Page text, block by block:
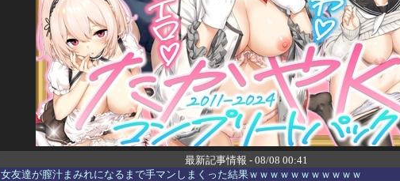
最新記事情報 - 08/08 00:41
女友達が膣汁まみれになるまで手マンしまくった結果ｗｗｗｗｗｗｗｗｗｗｗ